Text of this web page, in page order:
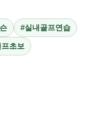
#실내골프연습
초보